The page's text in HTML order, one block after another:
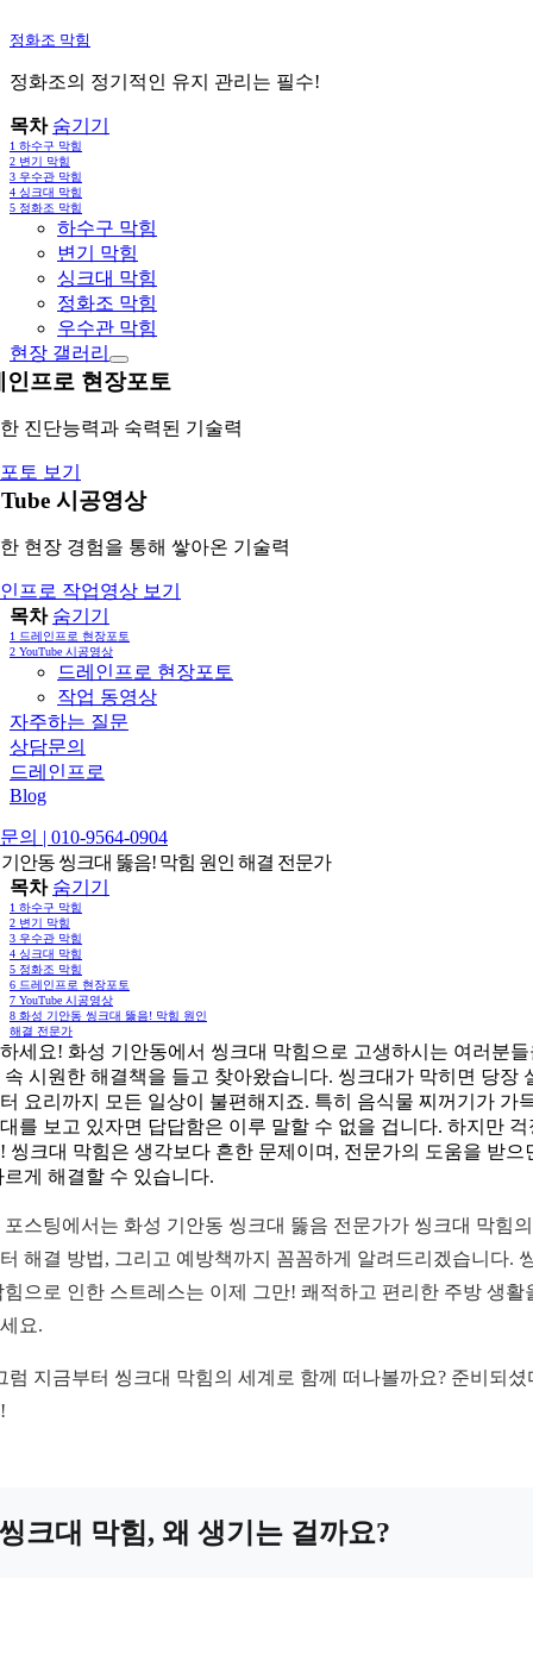
정화조 막힘
정화조의 정기적인 유지 관리는 필수!
목차 숨기기
1 하수구 막힘
2 변기 막힘
3 우수관 막힘
4 싱크대 막힘
5 정화조 막힘
하수구 막힘
변기 막힘
싱크대 막힘
정화조 막힘
우수관 막힘
현장 갤러리
인프로 현장포토
진단능력과 숙력된 기술력
토 보기
시공영상
현장 경험을 통해 쌓아온 기술력
프로 작업영상 보기
목차 숨기기
1 드레인프로 현장포토
2 YouTube 시공영상
드레인프로 현장포토
작업 동영상
자주하는 질문
상담문의
드레인프로
Blog
의 | 010-9564-0904
안동 씽크대 뚫음! 막힘 원인 해결 전문가
목차 숨기기
1 하수구 막힘
2 변기 막힘
3 우수관 막힘
4 싱크대 막힘
5 정화조 막힘
6 드레인프로 현장포토
7 YouTube 시공영상
8 화성 기안동 씽크대 뚫음! 막힘 원인
해결 전문가
세요! 화성 기안동에서 씽크대 막힘으로 고생하시는 여러분들
속 시원한 해결책을 들고 찾아왔습니다. 씽크대가 막히면 당장
요리까지 모든 일상이 불편해지죠. 특히 음식물 찌꺼기가 가
를 보고 있자면 답답함은 이루 말할 수 없을 겁니다. 하지만 걱
씽크대 막힘은 생각보다 흔한 문제이며, 전문가의 도움을 받으
르게 해결할 수 있습니다.
포스팅에서는 화성 기안동 씽크대 뚫음 전문가가 씽크대 막힘
해결 방법, 그리고 예방책까지 꼼꼼하게 알려드리겠습니다.
힘으로 인한 스트레스는 이제 그만! 쾌적하고 편리한 주방 생활
요.
럼 지금부터 씽크대 막힘의 세계로 함께 떠나볼까요? 준비되셨
크대 막힘, 왜 생기는 걸까요?